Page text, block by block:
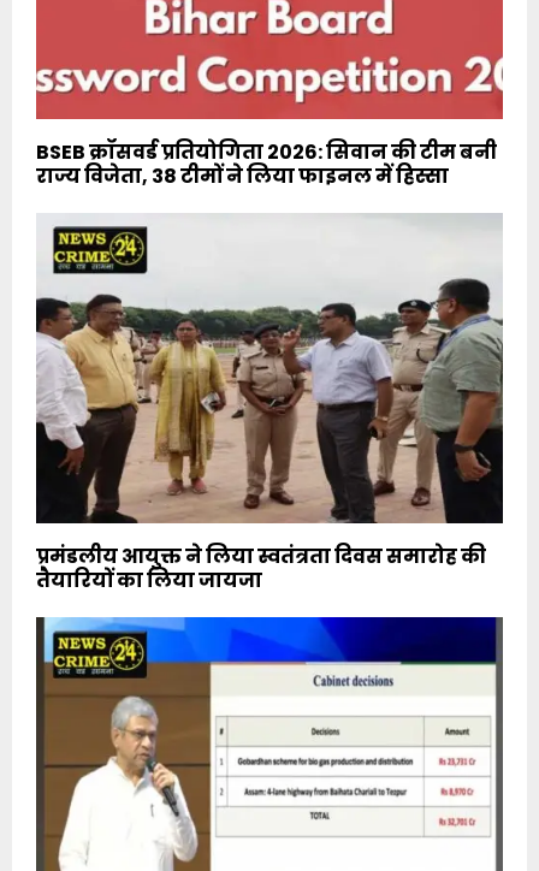
BSEB क्रॉसवर्ड प्रतियोगिता 2026: सिवान की टीम बनी
राज्य विजेता, 38 टीमों ने लिया फाइनल में हिस्सा
प्रमंडलीय आयुक्त ने लिया स्वतंत्रता दिवस समारोह की
तैयारियों का लिया जायजा